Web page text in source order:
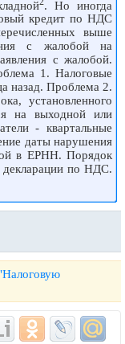
. Но иногда
кредит по НДС
выше
с жалобой на
с жалобой.
1. Налоговые
назад. Проблема 2.
установленного
на выходной или
- квартальные
даты нарушения
в ЕРНН. Порядок
декларации по НДС.